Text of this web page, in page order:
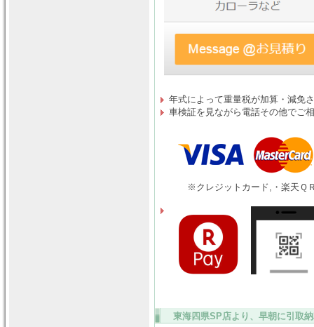
年式によって重量税が加算・減免
車検証を見ながら電話その他でご
※クレジットカード,・楽天Ｑ
東海四県SP店より、早朝に引取